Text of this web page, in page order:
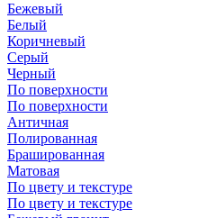
Бежевый
Белый
Коричневый
Серый
Черный
По поверхности
По поверхности
Античная
Полированная
Брашированная
Матовая
По цвету и текстуре
По цвету и текстуре